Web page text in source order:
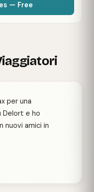
— Free
per una
Delort e ho
nuovi amici in